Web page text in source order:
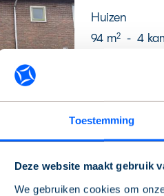
Toestemming
Deze website maakt gebruik
We gebruiken cookies om
Huizen
94 m2 - 4